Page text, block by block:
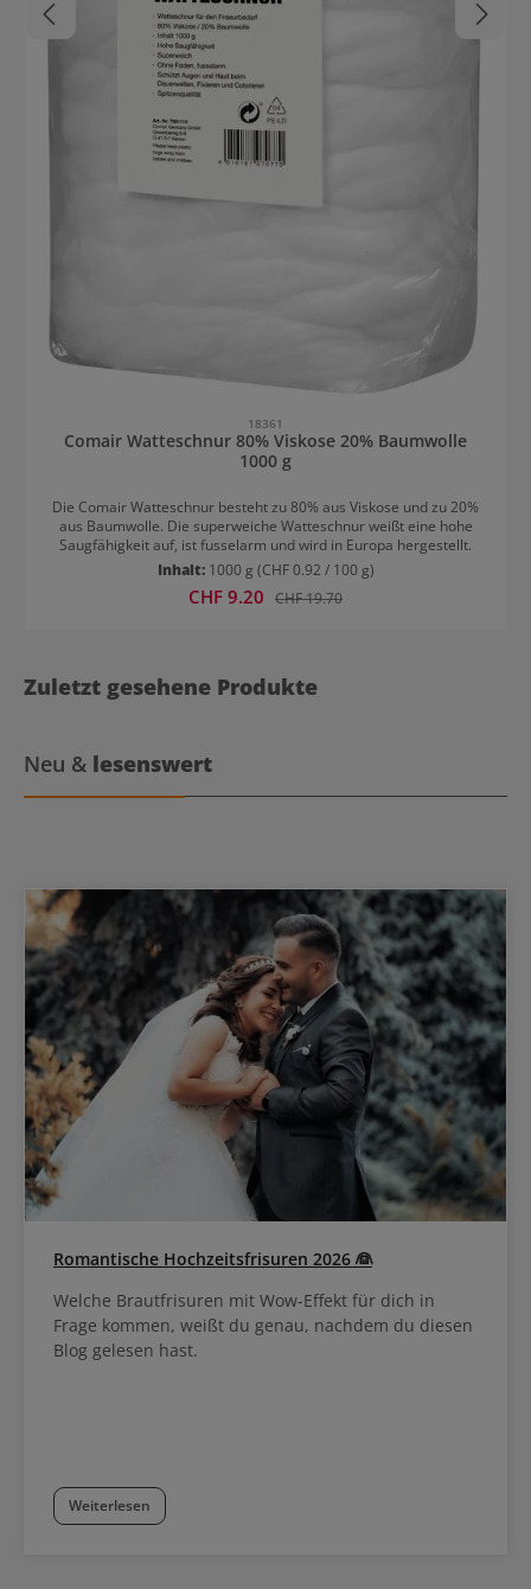
18361
Comair Watteschnur 80% Viskose 20% Baumwolle
1000 g
Die Comair Watteschnur besteht zu 80% aus Viskose und zu 20%
aus Baumwolle. Die superweiche Watteschnur weißt eine hohe
Saugfähigkeit auf, ist fusselarm und wird in Europa hergestellt.
Inhalt: 1000 g (CHF 0.92 / 100 g)
Verkaufspreis:
CHF 9.20 Regulärer Preis:
CHF 19.70
Zuletzt gesehene Produkte
Neu & lesenswert
Romantische Hochzeitsfrisuren 2026 👰
Welche Brautfrisuren mit Wow-Effekt für dich in
Frage kommen, weißt du genau, nachdem du diesen
Blog gelesen hast.
Weiterlesen